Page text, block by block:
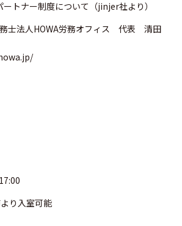
トナー制度について（jinjer社より）
士法人HOWA労務オフィス 代表 清田
り入室可能